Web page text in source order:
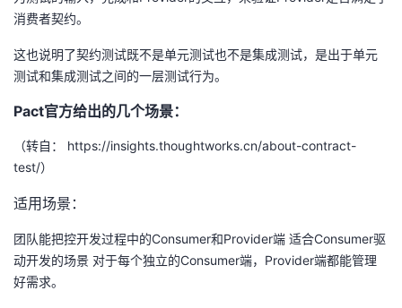
消费者契约。
这也说明了契约测试既不是单元测试也不是集成测试，是出于单元
测试和集成测试之间的一层测试行为。
Pact官方给出的几个场景：
（转自： https://insights.thoughtworks.cn/about-contract-
test/）
适用场景：
团队能把控开发过程中的Consumer和Provider端 适合Consumer驱
动开发的场景 对于每个独立的Consumer端，Provider端都能管理
好需求。